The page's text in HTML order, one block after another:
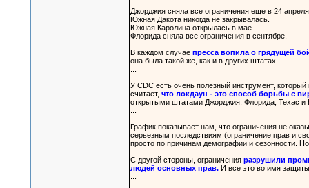
Джорджия сняла все ограничения еще в 24
Южная Дакота никогда не закрывалась.
Южная Каролина открылась в мае.
Флорида сняла все ограничения в сентябре.
В каждом случае пресса вопила о грядущей
она была такой же, как и в других штатах.
У CDC есть очень полезный инструмент,
считает, что локдаун - это способ борьбы с
открытыми штатами Джорджия, Флорида, Техас и
График показывает нам, что ограничения не
серьезным последствиям (ограничение прав и
просто по причинам демографии и сезонности.
С другой стороны, ограничения разрушили
людей основных прав.И все это во имя